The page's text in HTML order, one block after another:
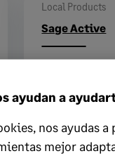
Local Products
Sage Active
ayudan a
nos ayudas
mejor